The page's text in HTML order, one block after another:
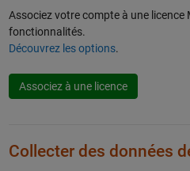
Associez votre compte à une licence
fonctionnalités.
Découvrez les options.
Associez à une licence
Collecter des données